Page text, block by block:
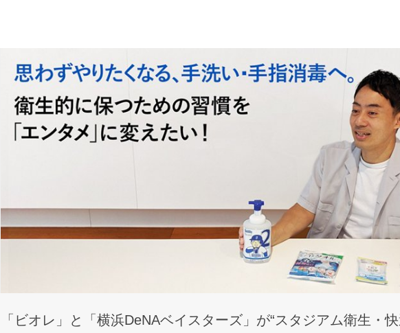
「ビオレ」と「横浜DeNAベイスターズ」が“スタジアム衛生・